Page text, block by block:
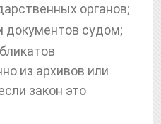
органов;
документов судом;
из архивов или
закон это